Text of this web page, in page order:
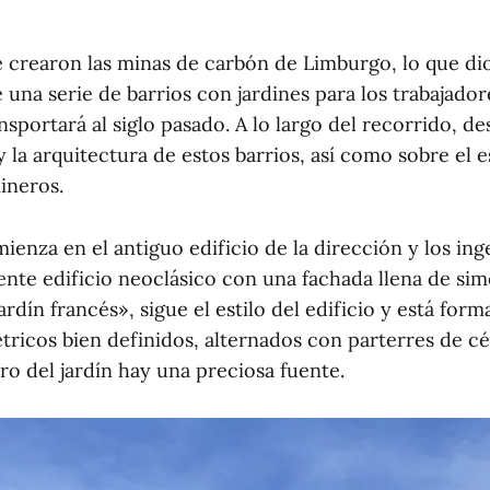
crearon las minas de carbón de Limburgo, lo que
serie de barrios con jardines para los
al siglo pasado. A lo largo del recorrido,
la arquitectura de estos barrios, así como sobre el
en el antiguo edificio de la dirección y los
edificio neoclásico con una fachada llena de
francés», sigue el estilo del edificio y está
bien definidos, alternados con parterres de
del jardín hay una preciosa fuente.